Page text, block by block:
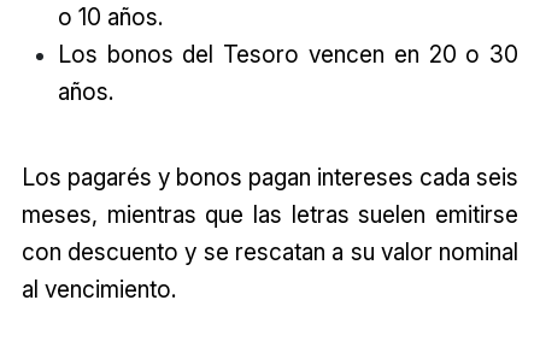
o 10 años.
Los bonos del Tesoro vencen en 20 o 30
años.
Los pagarés y bonos pagan intereses cada seis
meses, mientras que las letras suelen emitirse
con descuento y se rescatan a su valor nominal
al vencimiento.